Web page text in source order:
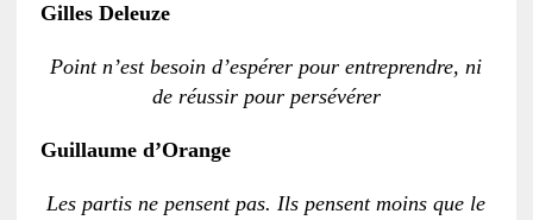
Gilles Deleuze
Point n’est besoin d’espérer pour entreprendre, ni
de réussir pour persévérer
Guillaume d’Orange
Les partis ne pensent pas. Ils pensent moins que le